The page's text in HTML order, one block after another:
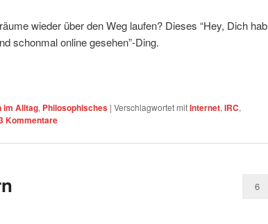
wieder über den Weg laufen? Dieses “Hey, Dich hab
schonmal online gesehen”-Ding.
im Alltag, Philosophisches | Verschlagwortet mitInternet, IRC,
Kommentare
6